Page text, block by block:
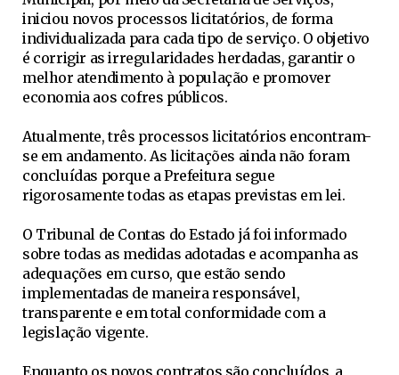
iniciou novos processos licitatórios, de forma
individualizada para cada tipo de serviço. O objetivo
é corrigir as irregularidades herdadas, garantir o
melhor atendimento à população e promover
economia aos cofres públicos.
Atualmente, três processos licitatórios encontram-
se em andamento. As licitações ainda não foram
concluídas porque a Prefeitura segue
rigorosamente todas as etapas previstas em lei.
O Tribunal de Contas do Estado já foi informado
sobre todas as medidas adotadas e acompanha as
adequações em curso, que estão sendo
implementadas de maneira responsável,
transparente e em total conformidade com a
legislação vigente.
Enquanto os novos contratos são concluídos, a